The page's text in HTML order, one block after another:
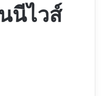
นนีไวส์